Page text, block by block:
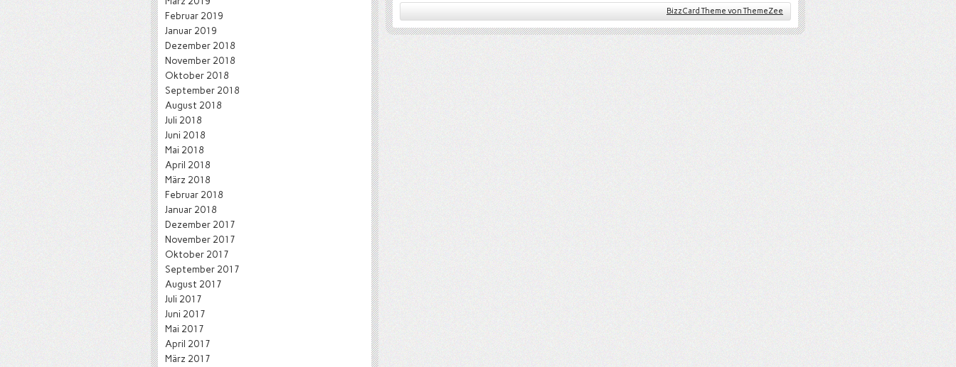
BizzCard Theme von ThemeZee
Februar 2019
Januar 2019
Dezember 2018
November 2018
Oktober 2018
September 2018
August 2018
Juli 2018
Juni 2018
Mai 2018
April 2018
März 2018
Februar 2018
Januar 2018
Dezember 2017
November 2017
Oktober 2017
September 2017
August 2017
Juli 2017
Juni 2017
Mai 2017
April 2017
März 2017